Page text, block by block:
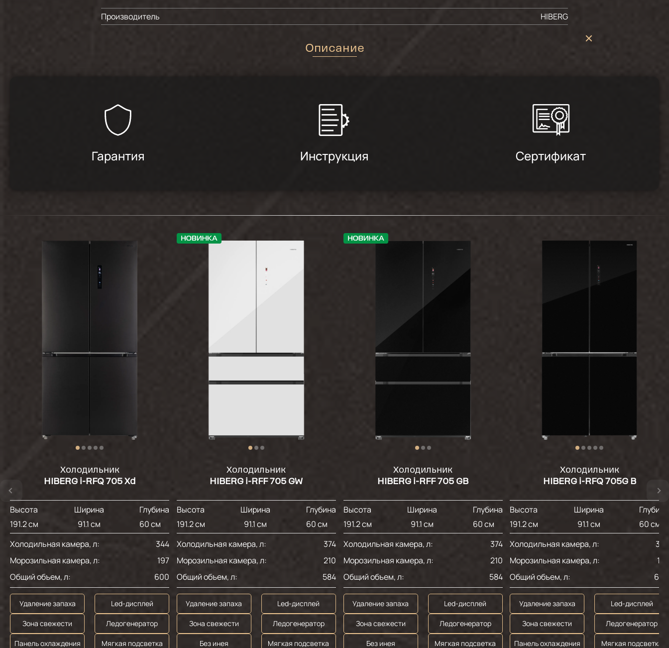
Производитель HIBERG
Описание
Гарантия Инструкция Сертификат
Холодильник
HIBERG i-RFQ 705 Xd
Высота
191.2 см
Ширина
91.1 см
Глубина
60 см
Холодильная камера, л:
344
Морозильная камера, л:
197
Общий объем, л:
600
Удаление запаха Led-дисплей
Зона свежести Ледогенератор
Панель охлаждения Мягкая подсветка
Холодильник
HIBERG i-RFF 705 GW
Высота
191.2 см
Ширина
91.1 см
Глубина
60 см
Холодильная камера, л:
374
Морозильная камера, л:
210
Общий объем, л:
584
Удаление запаха Led-дисплей
Зона свежести Ледогенератор
Без инея Мягкая подсветка
Холодильник
HIBERG i-RFF 705 GB
Высота
191.2 см
Ширина
91.1 см
Глубина
60 см
Холодильная камера, л:
374
Морозильная камера, л:
210
Общий объем, л:
584
Удаление запаха Led-дисплей
Зона свежести Ледогенератор
Без инея Мягкая подсветка
Холодильник
HIBERG i-RFQ 705G B
Высота
191.2 см
Ширина
91.1 см
Глубина
60 см
Холодильная камера, л:
344
Морозильная камера, л:
197
Общий объем, л:
600
Удаление запаха Led-дисплей
Зона свежести Ледогенератор
Панель охлаждения Мягкая подсветка